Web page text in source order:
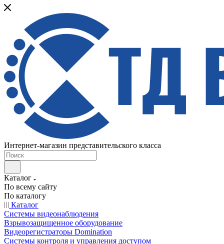
Интернет-магазин представительского класса
Каталог
По всему сайту
По каталогу
Каталог
Системы видеонаблюдения
Взрывозащищенное оборудование
Видеорегистраторы Domination
Системы контроля и управления доступом